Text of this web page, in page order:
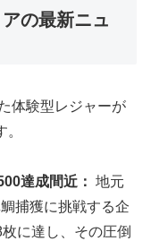
の最新ニュ
体験型レジャーが
達成間近： 地元
捕獲に挑戦する企
に達し、その圧倒